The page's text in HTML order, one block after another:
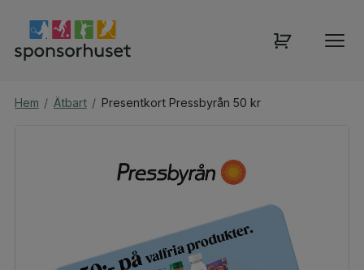
Hem / Ätbart / Presentkort Pressbyrån 50 kr